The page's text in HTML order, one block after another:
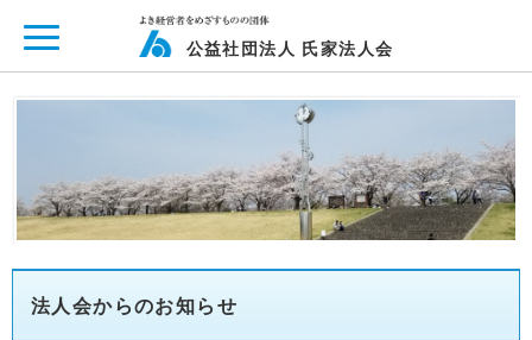
公益社団法人 氏家法人会
法人会からのお知らせ